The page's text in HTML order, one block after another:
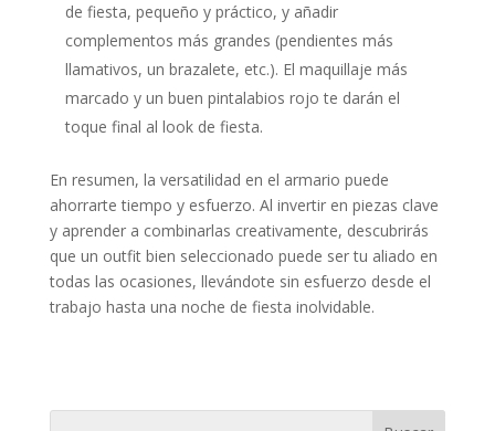
de fiesta, pequeño y práctico, y añadir
complementos más grandes (pendientes más
llamativos, un brazalete, etc.). El maquillaje más
marcado y un buen pintalabios rojo te darán el
toque final al look de fiesta.
En resumen, la versatilidad en el armario puede
ahorrarte tiempo y esfuerzo. Al invertir en piezas clave
y aprender a combinarlas creativamente, descubrirás
que un outfit bien seleccionado puede ser tu aliado en
todas las ocasiones, llevándote sin esfuerzo desde el
trabajo hasta una noche de fiesta inolvidable.